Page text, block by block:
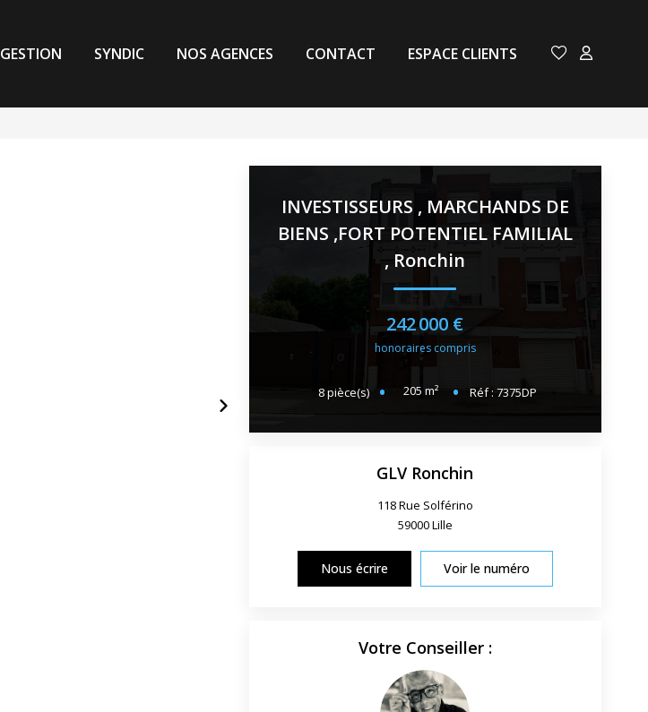
GESTION SYNDIC NOS AGENCES CONTACT ESPACE CLIENTS
INVESTISSEURS , MARCHANDS DE
BIENS ,FORT POTENTIEL FAMILIAL
, Ronchin
242 000 €
honoraires compris
8pièce(s) 205m² Réf :7375DP
GLV Ronchin
118 Rue Solférino
59000Lille
Nous écrire Voir le numéro
Votre Conseiller :